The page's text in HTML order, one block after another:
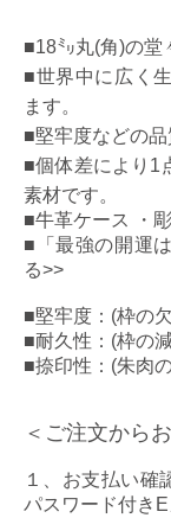
■18㍉丸(角)の堂
■世界中に広く
ます。
■堅牢度などの品
■個体差により1
素材です。
■牛革ケース ・
■ 「最強の開運
る>>
■堅牢度：(枠の
■耐久性：(枠の
■捺印性：(朱肉
＜ご注文から
１、お支払い確
パスワード付き